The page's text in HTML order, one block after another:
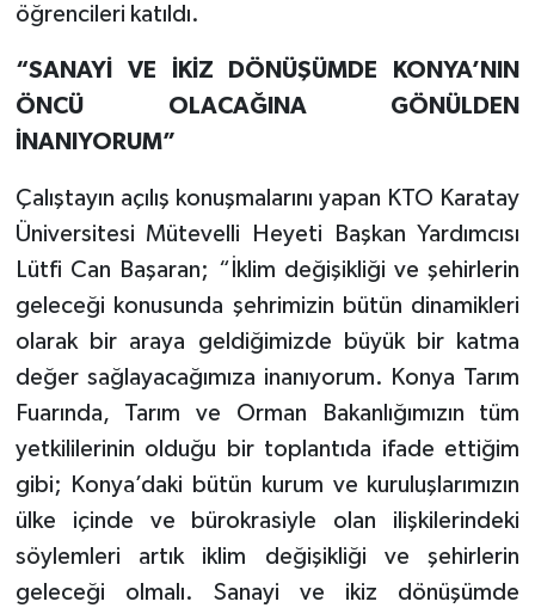
öğrencileri katıldı.
“SANAYİ VE İKİZ DÖNÜŞÜMDE KONYA’NIN
ÖNCÜ OLACAĞINA GÖNÜLDEN
İNANIYORUM”
Çalıştayın açılış konuşmalarını yapan KTO Karatay
Üniversitesi Mütevelli Heyeti Başkan Yardımcısı
Lütfi Can Başaran; “İklim değişikliği ve şehirlerin
geleceği konusunda şehrimizin bütün dinamikleri
olarak bir araya geldiğimizde büyük bir katma
değer sağlayacağımıza inanıyorum. Konya Tarım
Fuarında, Tarım ve Orman Bakanlığımızın tüm
yetkililerinin olduğu bir toplantıda ifade ettiğim
gibi; Konya’daki bütün kurum ve kuruluşlarımızın
ülke içinde ve bürokrasiyle olan ilişkilerindeki
söylemleri artık iklim değişikliği ve şehirlerin
geleceği olmalı. Sanayi ve ikiz dönüşümde